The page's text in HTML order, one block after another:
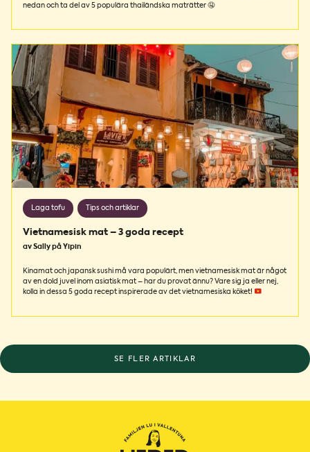
nedan och ta del av 5 populära thailändska maträtter 🤤
Laga tofu Tips och artiklar
Vietnamesisk mat – 3 goda recept
av Sally på Yipin
Kinamat och japansk sushi må vara populärt, men vietnamesisk mat är något
av en dold juvel inom asiatisk mat – har du provat ännu? Vare sig ja eller nej,
kolla in dessa 5 goda recept inspirerade av det vietnamesiska köket!
SE FLER ARTIKLAR